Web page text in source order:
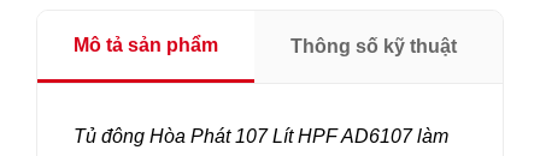
Mô tả sản phẩm Thông số kỹ thuật
Tủ đông Hòa Phát 107 Lít HPF AD6107 làm